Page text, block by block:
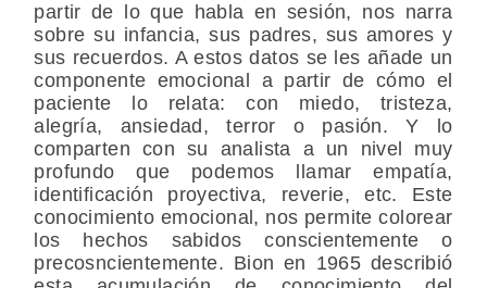
partir de lo que habla en sesión, nos narra
sobre su infancia, sus padres, sus amores y
sus recuerdos. A estos datos se les añade un
componente emocional a partir de cómo el
paciente lo relata: con miedo, tristeza,
alegría, ansiedad, terror o pasión. Y lo
comparten con su analista a un nivel muy
profundo que podemos llamar empatía,
identificación proyectiva, reverie, etc. Este
conocimiento emocional, nos permite colorear
los hechos sabidos conscientemente o
precosncientemente. Bion en 1965 describió